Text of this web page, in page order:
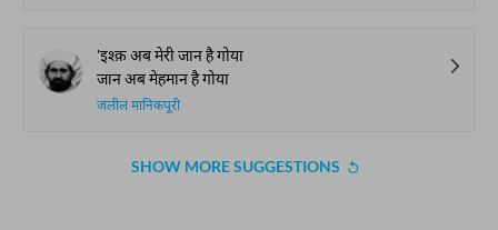
'इश्क़ अब मेरी जान है गोया
जान अब मेहमान है गोया
जलील मानिकपूरी
SHOW MORE SUGGESTIONS